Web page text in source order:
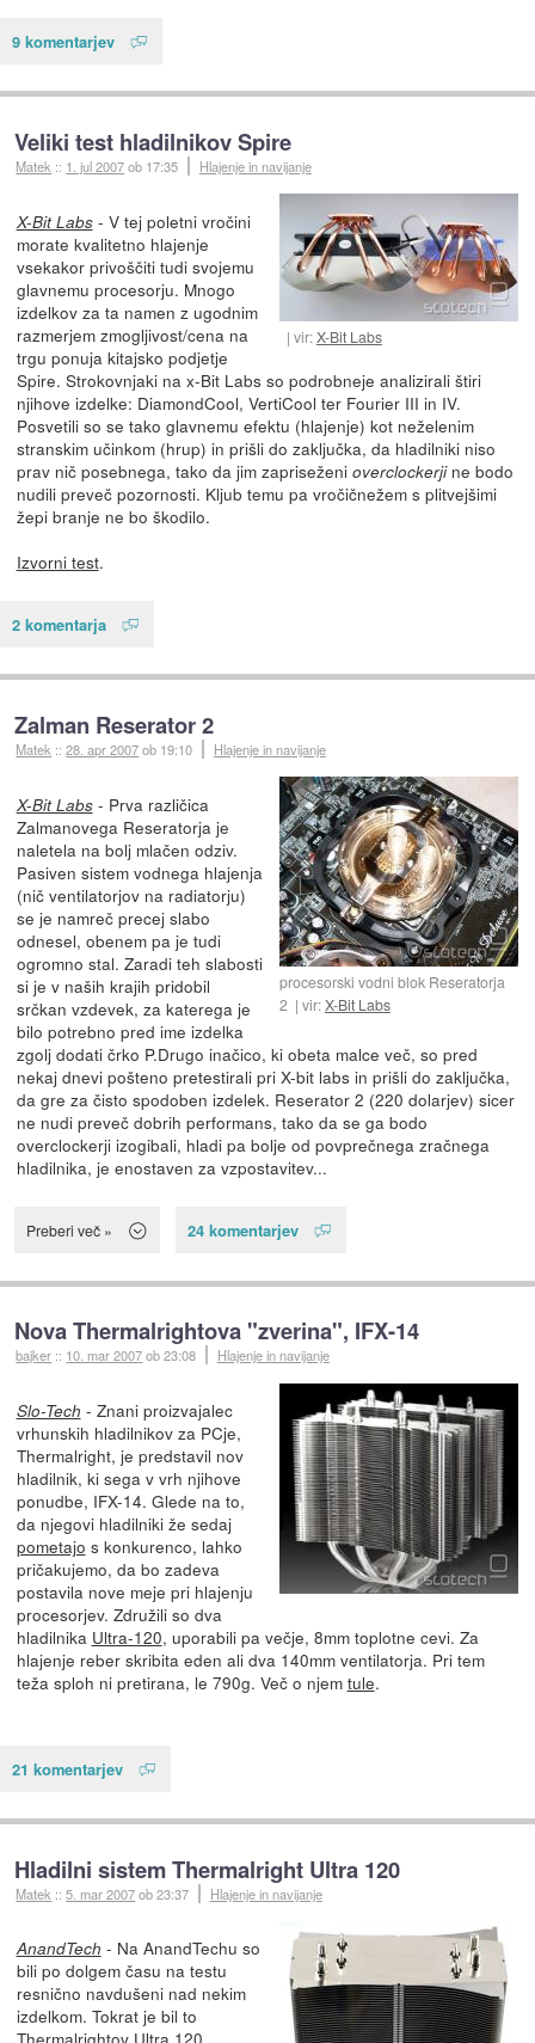
9 komentarjev
Veliki test hladilnikov Spire
Matek :: 1. jul 2007ob 17:35 Hlajenje in navijanje
vir:X-Bit Labs
X-Bit Labs- V tej poletni vročini
morate kvalitetno hlajenje
vsekakor privoščiti tudi svojemu
glavnemu procesorju. Mnogo
izdelkov za ta namen z ugodnim
razmerjem zmogljivost/cena na
trgu ponuja kitajsko podjetje
Spire. Strokovnjaki na x-Bit Labs so podrobneje analizirali štiri
njihove izdelke: DiamondCool, VertiCool ter Fourier III in IV.
Posvetili so se tako glavnemu efektu (hlajenje) kot neželenim
stranskim učinkom (hrup) in prišli do zaključka, da hladilniki niso
prav nič posebnega, tako da jim zapriseženi overclockerjine bodo
nudili preveč pozornosti. Kljub temu pa vročičnežem s plitvejšimi
žepi branje ne bo škodilo.
Izvorni test.
2 komentarja
Zalman Reserator 2
Matek ::28. apr 2007ob 19:10 Hlajenje in navijanje
procesorski vodni blok Reseratorja
2
vir:X-Bit Labs
X-Bit Labs- Prva različica
Zalmanovega Reseratorja je
naletela na bolj mlačen odziv.
Pasiven sistem vodnega hlajenja
(nič ventilatorjov na radiatorju)
se je namreč precej slabo
odnesel, obenem pa je tudi
ogromno stal. Zaradi teh slabosti
si je v naših krajih pridobil
srčkan vzdevek, za katerega je
bilo potrebno pred ime izdelka
zgolj dodati črko P.Drugo inačico, ki obeta malce več, so pred
nekaj dnevi pošteno pretestirali pri X-bit labs in prišli do zaključka,
da gre za čisto spodoben izdelek. Reserator 2 (220 dolarjev) sicer
ne nudi preveč dobrih performans, tako da se ga bodo
overclockerji izogibali, hladi pa bolje od povprečnega zračnega
hladilnika, je enostaven za vzpostavitev...
Preberi več » 24 komentarjev
Nova Thermalrightova "zverina", IFX-14
bajker :: 10. mar 2007ob 23:08 Hlajenje in navijanje
Slo-Tech - Znani proizvajalec
vrhunskih hladilnikov za PCje,
Thermalright, je predstavil nov
hladilnik, ki sega v vrh njihove
ponudbe, IFX-14. Glede na to,
da njegovi hladilniki že sedaj
pometajo s konkurenco, lahko
pričakujemo, da bo zadeva
postavila nove meje pri hlajenju
procesorjev. Združili so dva
hladilnika Ultra-120, uporabili pa večje, 8mm toplotne cevi. Za
hlajenje reber skribita eden ali dva 140mm ventilatorja. Pri tem
teža sploh ni pretirana, le 790g. Več o njem tule.
21 komentarjev
Hladilni sistem Thermalright Ultra 120
Matek ::5. mar 2007ob 23:37 Hlajenje in navijanje
AnandTech - Na AnandTechu so
bili po dolgem času na testu
resnično navdušeni nad nekim
izdelkom. Tokrat je bil to